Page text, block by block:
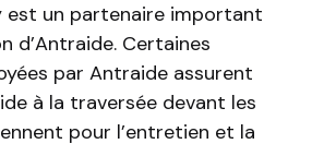
est un partenaire important
d’Antraide. Certaines
par Antraide assurent
à la traversée devant les
pour l’entretien et la